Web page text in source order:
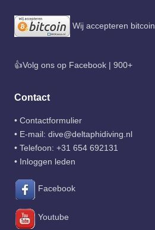
Wij accepteren bitcoin
👍Volg ons op Facebook | 900+
Contact
• Contactformulier
• E-mail: dive@deltaphidiving.nl
• Telefoon: +31 654 692131
• Inloggen leden
Facebook
Youtube